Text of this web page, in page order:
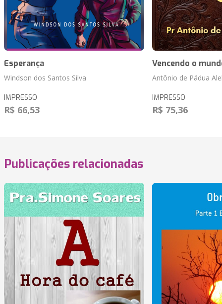
Esperança
Windson dos Santos Silva
IMPRESSO
R$ 66,53
Vencendo o
Antônio de Pádua
IMPRESSO
R$ 75,36
Publicações relacionadas